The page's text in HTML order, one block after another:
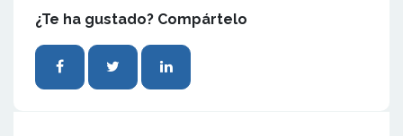
¿Te ha gustado? Compártelo